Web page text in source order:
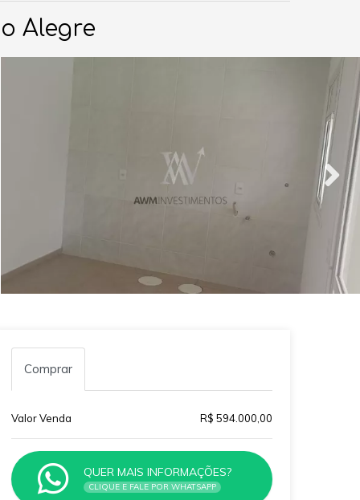
Alegre
Comprar
Valor Venda R$ 594.000,00
QUER MAIS INFORMAÇÕES?
CLIQUE E FALE POR WHATSAPP